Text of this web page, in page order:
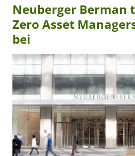
Neuberger Berman
Zero Asset
bei